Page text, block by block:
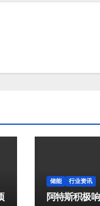
储能 行业资讯
阿特斯积极